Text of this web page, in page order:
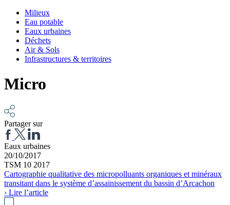
Milieux
Eau potable
Eaux urbaines
Déchets
Air & Sols
Infrastructures & territoires
Micro
Partager sur
Eaux urbaines
20/10/2017
TSM 10 2017
Cartographie qualitative des micropolluants organiques et minéraux
transitant dans le système d’assainissement du bassin d’Arcachon
› Lire l’article